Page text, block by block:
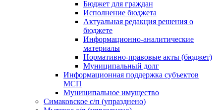
Бюджет для граждан
Исполнение бюджета
Актуальная редакция решения о
бюджете
Информационно-аналитические
материалы
Нормативно-правовые акты (бюджет)
Муниципальный долг
Информационная поддержка субъектов
МСП
Муниципальное имущество
Симаковское с/п (упразднено)